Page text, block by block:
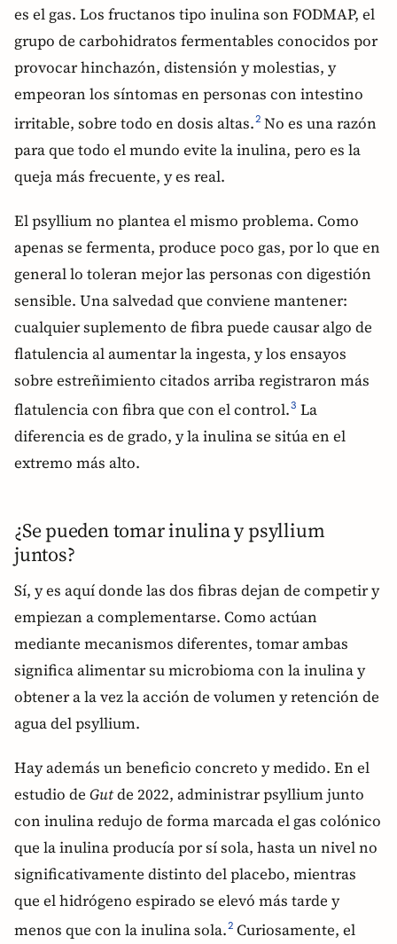
es el gas. Los fructanos tipo inulina son FODMAP, el
grupo de carbohidratos fermentables conocidos por
provocar hinchazón, distensión y molestias, y
empeoran los síntomas en personas con intestino
irritable, sobre todo en dosis altas.2 No es una razón
para que todo el mundo evite la inulina, pero es la
queja más frecuente, y es real.
El psyllium no plantea el mismo problema. Como
apenas se fermenta, produce poco gas, por lo que en
general lo toleran mejor las personas con digestión
sensible. Una salvedad que conviene mantener:
cualquier suplemento de fibra puede causar algo de
flatulencia al aumentar la ingesta, y los ensayos
sobre estreñimiento citados arriba registraron más
flatulencia con fibra que con el control.3 La
diferencia es de grado, y la inulina se sitúa en el
extremo más alto.
¿Se pueden tomar inulina y psyllium
juntos?
Sí, y es aquí donde las dos fibras dejan de competir y
empiezan a complementarse. Como actúan
mediante mecanismos diferentes, tomar ambas
significa alimentar su microbioma con la inulina y
obtener a la vez la acción de volumen y retención de
agua del psyllium.
Hay además un beneficio concreto y medido. En el
estudio de Gutde 2022, administrar psyllium junto
con inulina redujo de forma marcada el gas colónico
que la inulina producía por sí sola, hasta un nivel no
significativamente distinto del placebo, mientras
que el hidrógeno espirado se elevó más tarde y
menos que con la inulina sola.2 Curiosamente, el